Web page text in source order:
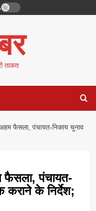
ताकत
अहम फैसला, पंचायत-निकाय चुनाव
फैसला, पंचायत-
कराने के निर्देश;